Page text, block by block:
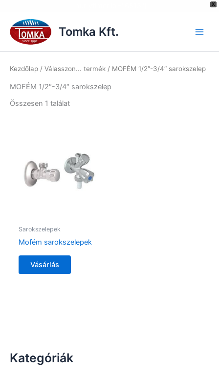
X
content
Tomka Kft.
Kategóriák
Kezdőlap / Válasszon... termék / MOFÉM 1/2″-3/4″ sarokszelep
MOFÉM 1/2″-3/4″ sarokszelep
Összesen 1 találat
Sarokszelepek
Mofém sarokszelepek
Vásárlás